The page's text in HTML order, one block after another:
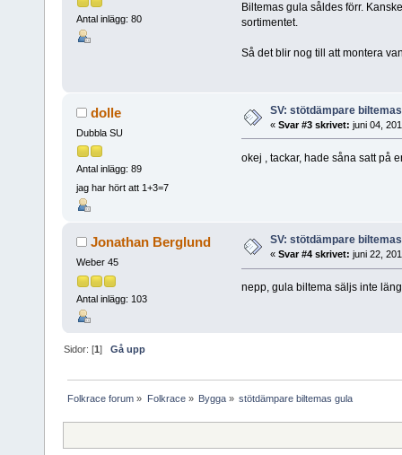
Antal inlägg: 80
Biltemas gula såldes förr.
sortimentet.
Så det blir nog till att montera
dolle
Dubbla SU
Antal inlägg: 89
jag har hört att 1+3=7
SV: stötdämpare
« Svar #3 skrivet: juni 04,
okej , tackar, hade såna satt på
Jonathan Berglund
Weber 45
Antal inlägg: 103
SV: stötdämpare
« Svar #4 skrivet: juni 22,
nepp, gula biltema säljs inte
Sidor: [1]Gå upp
Folkrace forum » Folkrace» Bygga» stötdämpare biltemas gula